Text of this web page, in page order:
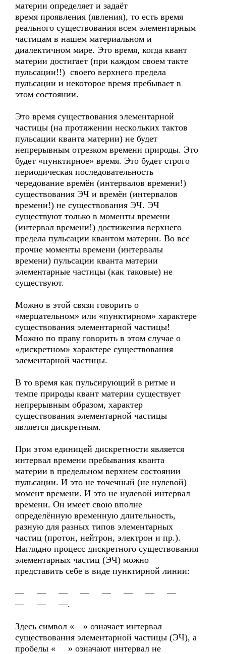
материи определяет и задаёт
время проявления (явления), то есть время
реального существования всем элементарным
частицам в нашем материальном и
диалектичном мире. Это время, когда квант
материи достигает (при каждом своем такте
пульсации!!) своего верхнего предела
пульсации и некоторое время пребывает в
этом состоянии.
Это время существования элементарной
частицы (на протяжении нескольких тактов
пульсации кванта материи) не будет
непрерывным отрезком времени природы. Это
будет «пунктирное» время. Это будет строго
периодическая последовательность
чередование времён (интервалов времени!)
существования ЭЧ и времён (интервалов
времени!) не существования ЭЧ. ЭЧ
существуют только в моменты времени
(интервал времени!) достижения верхнего
предела пульсации квантом материи. Во все
прочие моменты времени (интервалы
времени) пульсации кванта материи
элементарные частицы (как таковые) не
существуют.
Можно в этой связи говорить о
«мерцательном» или «пунктирном» характере
существования элементарной частицы!
Можно по праву говорить в этом случае о
«дискретном» характере существования
элементарной частицы.
В то время как пульсирующий в ритме и
темпе природы квант материи существует
непрерывным образом, характер
существования элементарной частицы
является дискретным.
При этом единицей дискретности является
интервал времени пребывания кванта
материи в предельном верхнем состоянии
пульсации. И это не точечный (не нулевой)
момент времени. И это не нулевой интервал
времени. Он имеет свою вполне
определённую временную длительность,
разную для разных типов элементарных
частиц (протон, нейтрон, электрон и пр.).
Наглядно процесс дискретного существования
элементарных частиц (ЭЧ) можно
представить себе в виде пунктирной линии:
— — — — — — — —
— — —.
Здесь символ «—» означает интервал
существования элементарной частицы (ЭЧ), а
пробелы « » означают интервал не